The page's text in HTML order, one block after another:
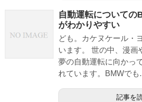
自動運転についての
がわかりやすい
ども。カケヌケール・
います。 世の中、漫画
夢の自動運転に向かっ
れています。BMWでも
記事を